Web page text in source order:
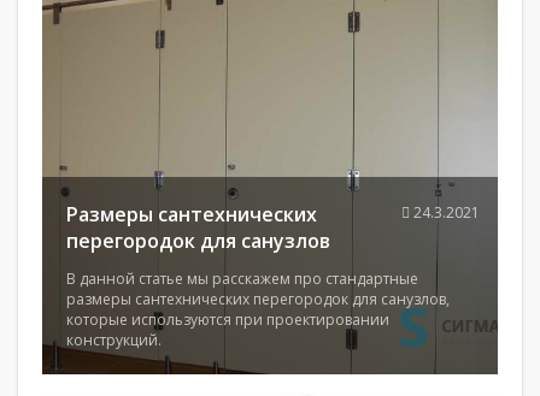
Размеры сантехнических
перегородок для санузлов
В данной статье мы расскажем про стандартные
размеры сантехнических перегородок для санузлов,
которые используются при проектировании
конструкций.
24.3.2021